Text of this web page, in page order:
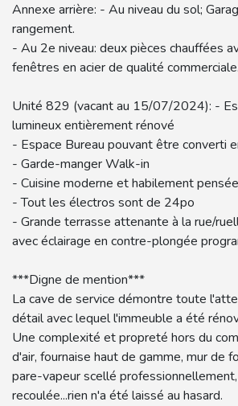
Annexe arrière: - Au niveau du sol;
rangement.
- Au 2e niveau: deux pièces chauffées
fenêtres en acier de qualité commerciale.
Unité 829 (vacant au 15/07/2024): -
lumineux entièrement rénové
- Espace Bureau pouvant être converti
- Garde-manger Walk-in
- Cuisine moderne et habilement pensée
- Tout les électros sont de 24po
- Grande terrasse attenante à la rue/
avec éclairage en contre-plongée
***Digne de mention***
La cave de service démontre toute
détail avec lequel l'immeuble a été
Une complexité et propreté hors du
d'air, fournaise haut de gamme, mur de
pare-vapeur scellé
recoulée...rien n'a été laissé au hasard.